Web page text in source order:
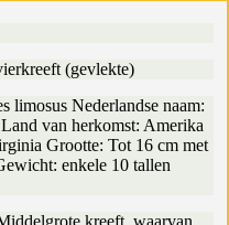
(gevlekte)
limosus Nederlandse naam:
van herkomst: Amerika
Grootte: Tot 16 cm met
enkele 10 tallen
kreeft, waarvan